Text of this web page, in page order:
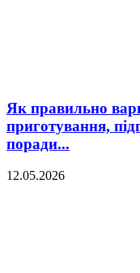
Як правильно
приготування,
поради...
12.05.2026